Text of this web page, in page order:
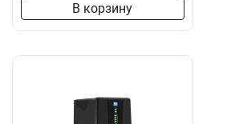
В корзину